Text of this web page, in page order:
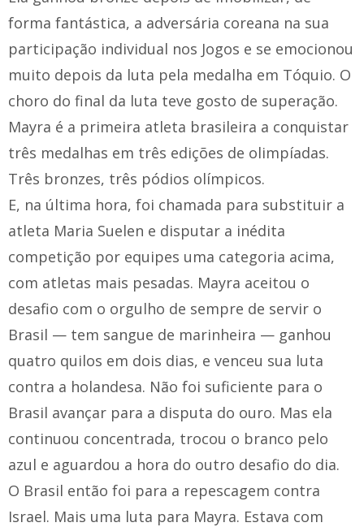
forma fantástica, a adversária coreana na sua
participação individual nos Jogos e se emocionou
muito depois da luta pela medalha em Tóquio. O
choro do final da luta teve gosto de superação.
Mayra é a primeira atleta brasileira a conquistar
três medalhas em três edições de olimpíadas.
Três bronzes, três pódios olímpicos.
E, na última hora, foi chamada para substituir a
atleta Maria Suelen e disputar a inédita
competição por equipes uma categoria acima,
com atletas mais pesadas. Mayra aceitou o
desafio com o orgulho de sempre de servir o
Brasil — tem sangue de marinheira — ganhou
quatro quilos em dois dias, e venceu sua luta
contra a holandesa. Não foi suficiente para o
Brasil avançar para a disputa do ouro. Mas ela
continuou concentrada, trocou o branco pelo
azul e aguardou a hora do outro desafio do dia.
O Brasil então foi para a repescagem contra
Israel. Mais uma luta para Mayra. Estava com